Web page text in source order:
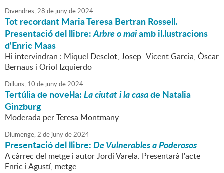
Divendres,28 de junyde2024
Tot recordant Maria Teresa Bertran Rossell.
Presentació del llibre:Arbre o maiamb il.lustracions
d'Enric Maas
Hi intervindran : Miquel Desclot, Josep- Vicent Garcia, Òscar
Bernaus i Oriol Izquierdo
Dilluns, 10 de junyde2024
Tertúlia de novel·la:La ciutat i la casade Natalia
Ginzburg
Moderada per Teresa Montmany
Diumenge,2 de junyde2024
Presentació del llibre:De Vulnerables a Poderosos
A càrrec del metge i autor Jordi Varela. Presentarà l'acte
Enric i Agustí, metge